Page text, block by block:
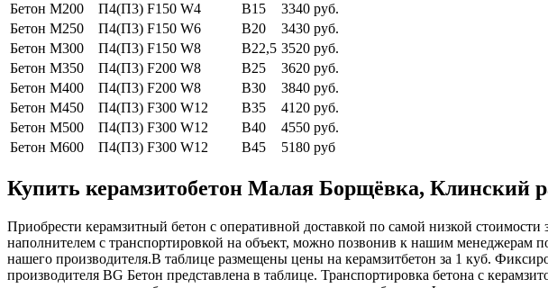
Бетон М200
П4(П3) F150 W4 В15
3340 руб.
Бетон М250
П4(П3) F150 W6 В20
3430 руб.
Бетон М300
П4(П3) F150 W8 В22,5 3520 руб.
Бетон М350
П4(П3) F200 W8 В25
3620 руб.
Бетон М400
П4(П3) F200 W8 В30
3840 руб.
Бетон М450
П4(П3) F300 W12 В35
4120 руб.
Бетон М500
П4(П3) F300 W12 В40
4550 руб.
Бетон М600
П4(П3) F300 W12 В45 5180 руб
Купить керамзитобетон Малая Борщёвка, Клинский
Приобрести керамзитный бетон с оперативной доставкой по самой низкой
наполнителем с транспортировкой на объект, можно позвонив к нашим менеджерам
нашего производителя.В таблице размещены цены на керамзитбетон за 1 куб.
производителя BG Бетон представлена в таблице. Транспортировка бетона с